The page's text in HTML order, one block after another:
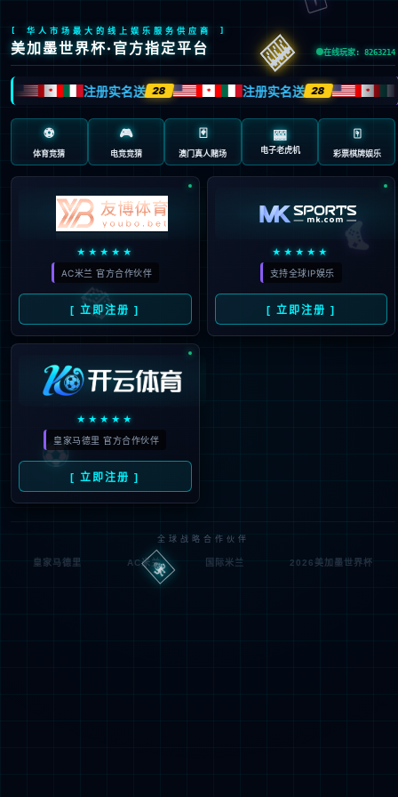
404 页面不存在。可
能你打开的是过期的
书签，或者输入了错
误的地址。
3秒后